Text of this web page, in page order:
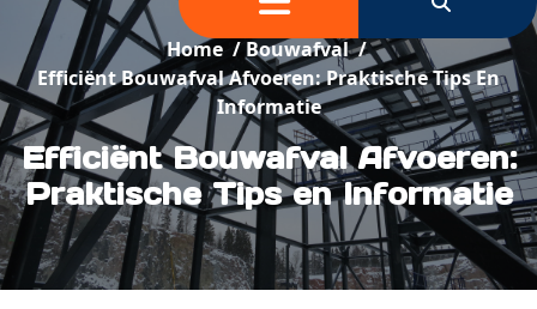
Home/ Bouwafval/
Efficiënt Bouwafval Afvoeren: Praktische Tips En
Informatie
Efficiënt Bouwafval Afvoeren:
Praktische Tips en Informatie